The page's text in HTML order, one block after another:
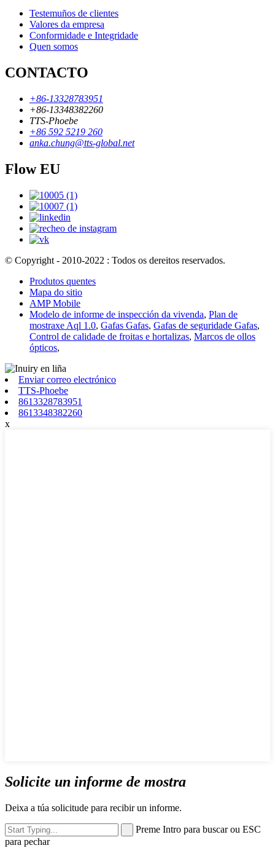
Testemuños de clientes
Valores da empresa
Conformidade e Integridade
Quen somos
CONTACTO
+86-13328783951
+86-13348382260
TTS-Phoebe
+86 592 5219 260
anka.chung@tts-global.net
Flow EU
© Copyright - 2010-2022 : Todos os dereitos reservados.
Produtos quentes
Mapa do sitio
AMP Mobile
Modelo de informe de inspección da vivenda, Plan de
mostraxe Aql 1.0, Gafas Gafas, Gafas de seguridade Gafas,
Control de calidade de froitas e hortalizas, Marcos de ollos
ópticos,
Enviar correo electrónico
TTS-Phoebe
8613328783951
8613348382260
x
Solicite un informe de mostra
Deixa a túa solicitude para recibir un informe.
Preme Intro para buscar ou ESC
para pechar